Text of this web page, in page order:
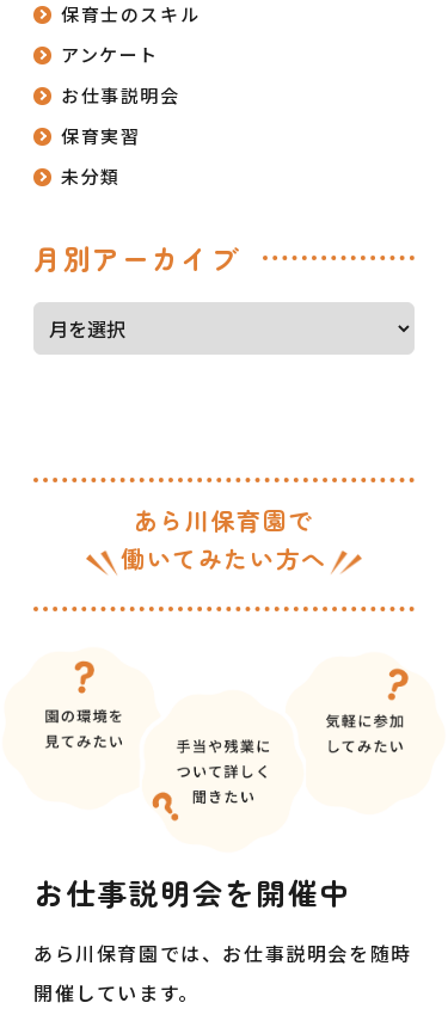
保育士のスキル
アンケート
お仕事説明会
保育実習
未分類
月別アーカイブ
あら川保育園で
働いてみたい方へ
お仕事説明会を開催中
あら川保育園では、お仕事説明会を随時
開催しています。